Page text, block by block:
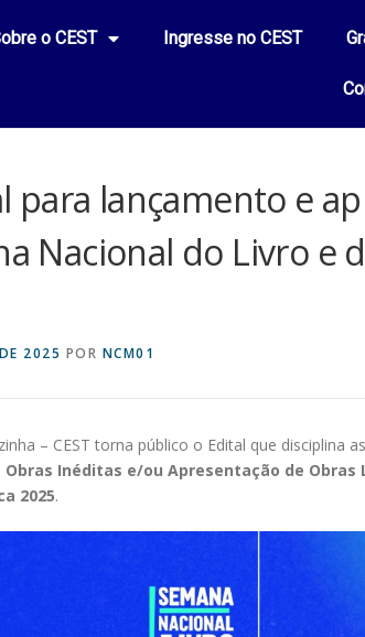
o CEST Ingresse no CEST
para lançamento e
Nacional do Livro e
2025 POR NCM01
– CEST torna público o Edital que disciplina
Inéditas e/ou Apresentação de Obras
2025.